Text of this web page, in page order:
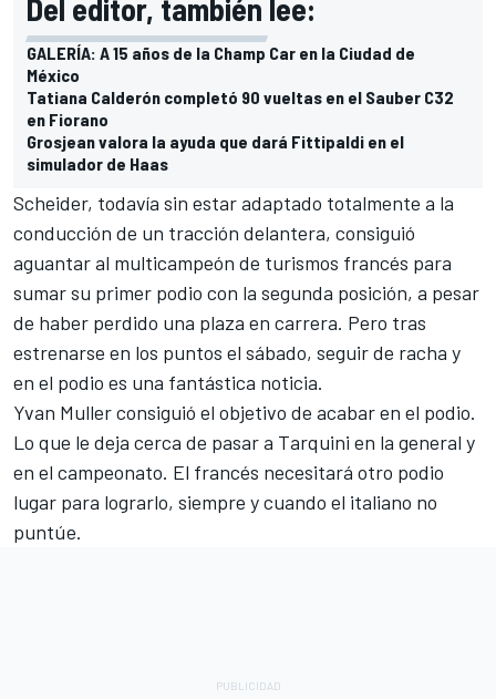
Del editor, también lee:
GALERÍA: A 15 años de la Champ Car en la Ciudad de
México
Tatiana Calderón completó 90 vueltas en el Sauber C32
en Fiorano
Grosjean valora la ayuda que dará Fittipaldi en el
simulador de Haas
Scheider, todavía sin estar adaptado totalmente a la
conducción de un tracción delantera, consiguió
aguantar al multicampeón de turismos francés para
sumar su primer podio con la segunda posición, a pesar
de haber perdido una plaza en carrera. Pero tras
estrenarse en los puntos el sábado, seguir de racha y
en el podio es una fantástica noticia.
Yvan Muller consiguió el objetivo de acabar en el podio.
Lo que le deja cerca de pasar a Tarquini en la general y
en el campeonato. El francés necesitará otro podio
lugar para lograrlo, siempre y cuando el italiano no
puntúe.